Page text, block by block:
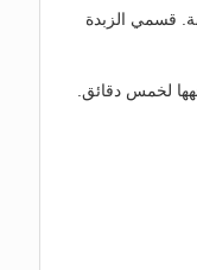
قسمي الزبدة